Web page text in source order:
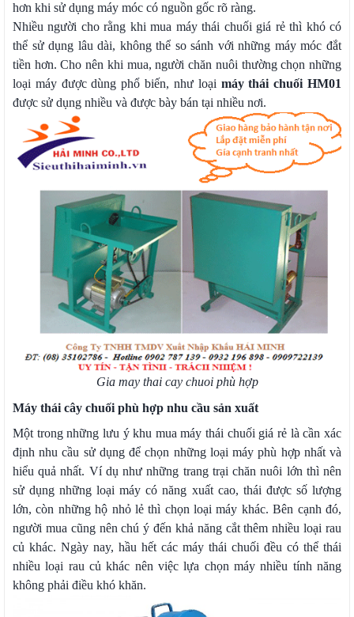
hơn khi sử dụng máy móc có nguồn gốc rõ ràng.
Nhiều người cho rằng khi mua máy thái chuối giá rẻ thì khó có
thể sử dụng lâu dài, không thể so sánh với những máy móc đắt
tiền hơn. Cho nên khi mua, người chăn nuôi thường chọn những
loại máy được dùng phổ biến, như loại máy thái chuối HM01
được sử dụng nhiều và được bày bán tại nhiều nơi.
Gia may thai cay chuoi phù hợp
Máy thái cây chuối phù hợp nhu cầu sản xuất
Một trong những lưu ý khu mua máy thái chuối giá rẻ là cần xác
định nhu cầu sử dụng để chọn những loại máy phù hợp nhất và
hiểu quả nhất. Ví dụ như những trang trại chăn nuôi lớn thì nên
sử dụng những loại máy có năng xuất cao, thái được số lượng
lớn, còn những hộ nhỏ lẻ thì chọn loại máy khác. Bên cạnh đó,
người mua cũng nên chú ý đến khả năng cắt thêm nhiều loại rau
củ khác. Ngày nay, hầu hết các máy thái chuối đều có thể thái
nhiều loại rau củ khác nên việc lựa chọn máy nhiều tính năng
không phải điều khó khăn.